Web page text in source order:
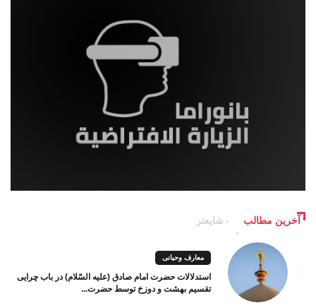
آخرین مطالب شایعتر
معارف وحیانی
استدلالات حضرت امام صادق (علیه السّلام) در باب چرایی
تقسیم بهشت و دوزخ توسط حضرت...